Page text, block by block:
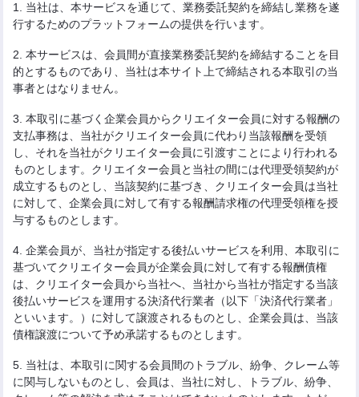
1. 当社は、本サービスを通じて、業務委託契約を締結し業務を遂
行するためのプラットフォームの提供を行います。
2. 本サービスは、会員間が直接業務委託契約を締結することを目
的とするものであり、当社は本サイト上で締結される本取引の当
事者とはなりません。
3. 本取引に基づく企業会員からクリエイター会員に対する報酬の
支払事務は、当社がクリエイター会員に代わり当該報酬を受領
し、それを当社がクリエイター会員に引渡すことにより行われる
ものとします。クリエイター会員と当社の間には代理受領契約が
成立するものとし、当該契約に基づき、クリエイター会員は当社
に対して、企業会員に対して有する報酬請求権の代理受領権を授
与するものとします。
4. 企業会員が、当社が指定する後払いサービスを利用、本取引に
基づいてクリエイター会員が企業会員に対して有する報酬債権
は、クリエイター会員から当社へ、当社から当社が指定する当該
後払いサービスを運用する決済代行業者（以下「決済代行業者」
といいます。）に対して譲渡されるものとし、企業会員は、当該
債権譲渡について予め承諾するものとします。
5. 当社は、本取引に関する会員間のトラブル、紛争、クレーム等
に関与しないものとし、会員は、当社に対し、トラブル、紛争、